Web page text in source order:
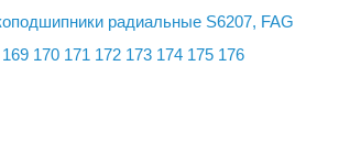
радиальные S6207, FAG
169 170 171 172 173 174 175 176